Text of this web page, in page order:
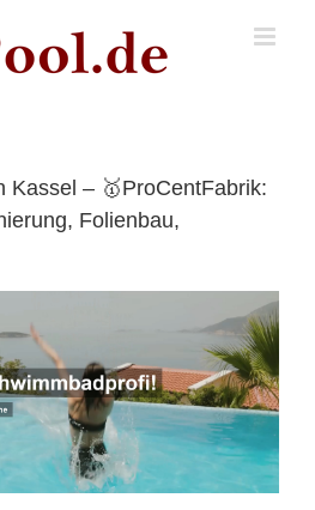
Kassel – 🥇ProCentFabrik:
Folienbau,